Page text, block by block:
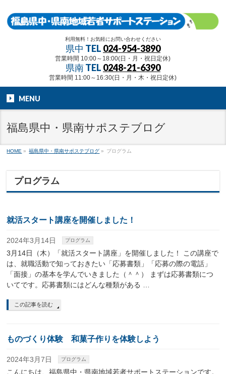
利用無料！お気軽にお問い合わせください
県中 TEL 024-954-3890
営業時間 10:00～18:00(日・月・祝日定休)
県南 TEL 0248-21-6390
営業時間 11:00～16:30(日・月・木・祝日定休)
MENU
福島県中・県南サポステブログ
HOME » 福島県中・県南サポステブログ » プログラム
プログラム
就活スタート講座を開催しました！
2024年3月14日 プログラム
3月14日（木）「就活スタート講座」を開催しました！ この講座で
は、就職活動で知っておきたい「応募書類」「応募の際の電話」
「面接」の基本を学んでいきました（＾＾） まずは応募書類につ
いてです。応募書類にはどんな種類がある …
この記事を読む
ものづくり体験 和菓子作りを体験しよう
2024年3月7日 プログラム
こんにちは、福島県中・県南地域若者サポートステーションです。